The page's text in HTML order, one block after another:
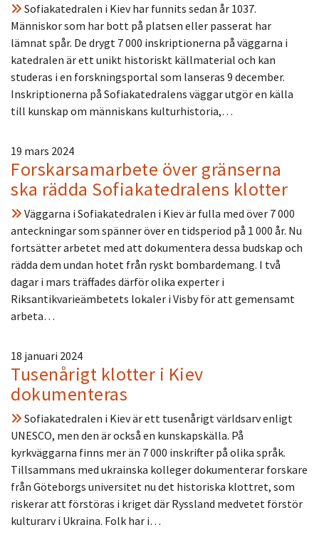
Sofiakatedralen i Kiev har funnits sedan år 1037.
Människor som har bott på platsen eller passerat har
lämnat spår. De drygt 7 000 inskriptionerna på väggarna i
katedralen är ett unikt historiskt källmaterial och kan
studeras i en forskningsportal som lanseras 9 december.
Inskriptionerna på Sofiakatedralens väggar utgör en källa
till kunskap om människans kulturhistoria,…
19 mars 2024
Forskarsamarbete över gränserna
ska rädda Sofiakatedralens klotter
Väggarna i Sofiakatedralen i Kiev är fulla med över 7 000
anteckningar som spänner över en tidsperiod på 1 000 år. Nu
fortsätter arbetet med att dokumentera dessa budskap och
rädda dem undan hotet från ryskt bombardemang. I två
dagar i mars träffades därför olika experter i
Riksantikvarieämbetets lokaler i Visby för att gemensamt
arbeta…
18 januari 2024
Tusenårigt klotter i Kiev
dokumenteras
Sofiakatedralen i Kiev är ett tusenårigt världsarv enligt
UNESCO, men den är också en kunskapskälla. På
kyrkväggarna finns mer än 7 000 inskrifter på olika språk.
Tillsammans med ukrainska kolleger dokumenterar forskare
från Göteborgs universitet nu det historiska klottret, som
riskerar att förstöras i kriget där Ryssland medvetet förstör
kulturarv i Ukraina. Folk har i…